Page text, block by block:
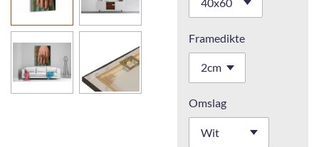
Framedikte
Omslag